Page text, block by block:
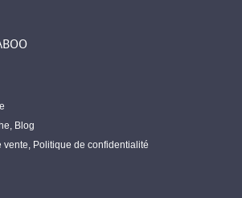
, Blog
vente, Politique de confidentialité